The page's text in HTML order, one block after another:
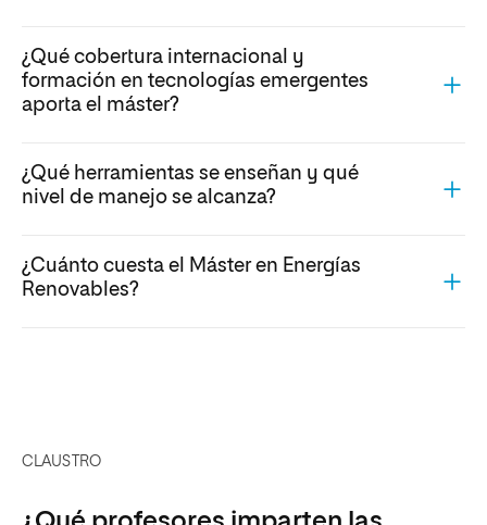
¿Qué cobertura internacional y
formación en tecnologías emergentes
aporta el máster?
¿Qué herramientas se enseñan y qué
nivel de manejo se alcanza?
¿Cuánto cuesta el Máster en Energías
Renovables?
CLAUSTRO